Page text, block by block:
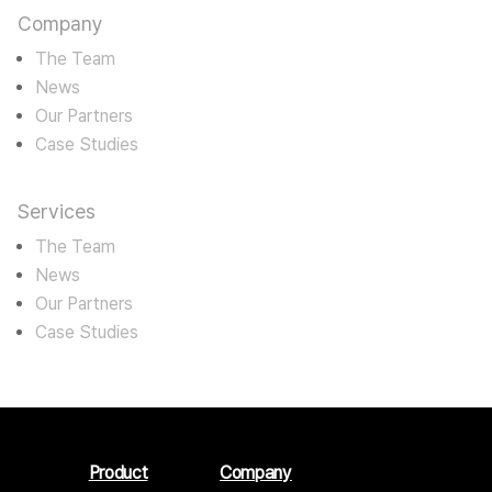
Company
The Team
News
Our Partners
Case Studies
Services
The Team
News
Our Partners
Case Studies
Product Company